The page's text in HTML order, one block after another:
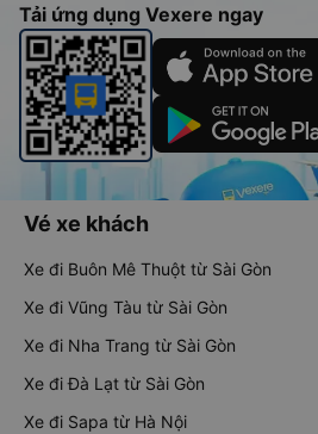
Tải ứng dụng Vexere ngay
Vé xe khách
Xe đi Buôn Mê Thuột từ Sài Gòn
Xe đi Vũng Tàu từ Sài Gòn
Xe đi Nha Trang từ Sài Gòn
Xe đi Đà Lạt từ Sài Gòn
Xe đi Sapa từ Hà Nội